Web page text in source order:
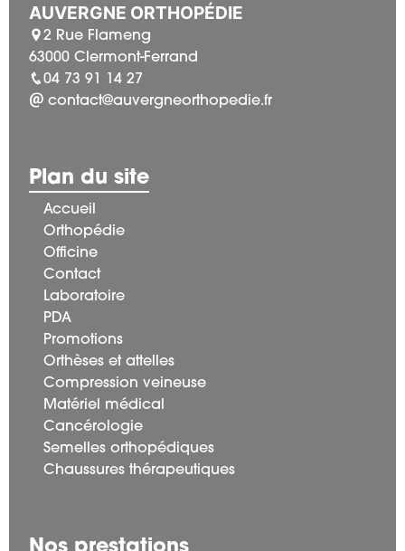
AUVERGNE ORTHOPÉDIE
2 Rue Flameng
63000 Clermont-Ferrand
04 73 91 14 27
contact@auvergneorthopedie.fr
Plan du site
Accueil
Orthopédie
Officine
Contact
Laboratoire
PDA
Promotions
Orthèses et attelles
Compression veineuse
Matériel médical
Cancérologie
Semelles orthopédiques
Chaussures thérapeutiques